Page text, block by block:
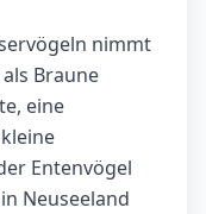
nimmt
Braune
eine
Entenvögel
Neuseeland